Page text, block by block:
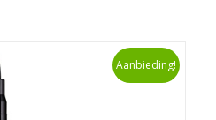
Aanbieding!